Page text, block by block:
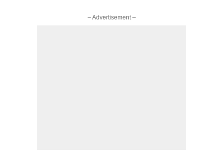
– Advertisement –